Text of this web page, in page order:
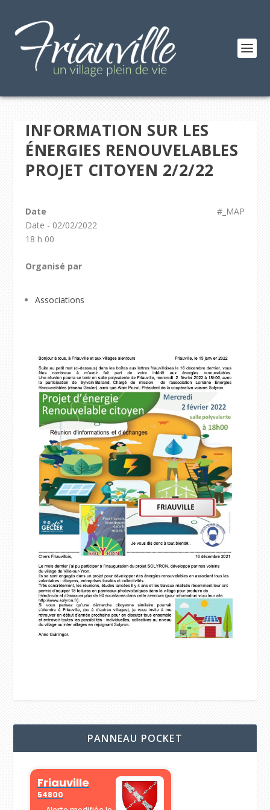
INFORMATION SUR LES
ÉNERGIES RENOUVELABLES
PROJET CITOYEN 2/2/22
#_MAP
Date
Date - 02/02/2022
18 h 00
Organisé par
Associations
PANNEAU POCKET